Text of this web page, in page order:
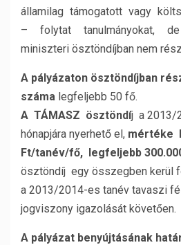
államilag támogatott vagy
– folytat tanulmányokat,
miniszteri ösztöndíjban nem
A pályázaton ösztöndíjban
száma legfeljebb 50 fő.
A TÁMASZ ösztöndíj a 2013/
hónapjára nyerhető el, mértéke
Ft/tanév/fő, legfeljebb
ösztöndíj egy összegben kerül
a 2013/2014-es tanév tavaszi
jogviszony igazolását követően.
A pályázat benyújtásának